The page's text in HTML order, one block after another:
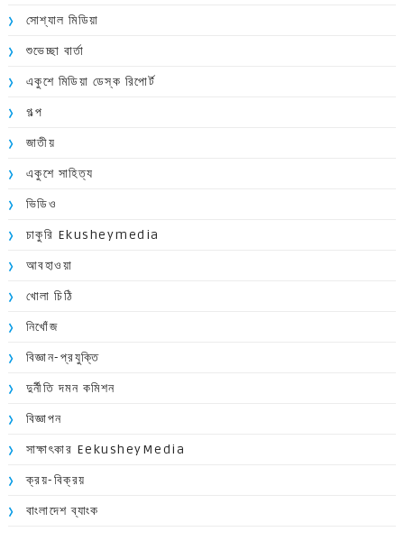
সোশ্যাল মিডিয়া
শুভেচ্ছা বার্তা
একুশে মিডিয়া ডেস্ক রিপোর্ট
গল্প
জাতীয়
একুশে সাহিত্য
ভিডিও
চাকুরি Ekusheymedia
আবহাওয়া
খোলা চিঠি
নিখোঁজ
বিজ্ঞান-প্রযুক্তি
দুর্নীতি দমন কমিশন
বিজ্ঞাপন
সাক্ষাৎকার EekusheyMedia
ক্রয়-বিক্রয়
বাংলাদেশ ব্যাংক